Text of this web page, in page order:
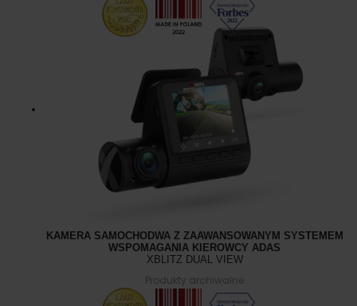
KAMERA SAMOCHODWA Z ZAAWANSOWANYM SYSTEMEM
WSPOMAGANIA KIEROWCY ADAS
XBLITZ DUAL VIEW
Produkty archiwalne